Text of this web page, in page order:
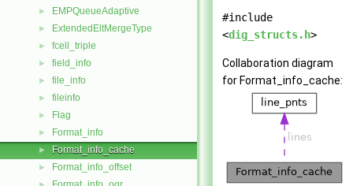
► EMPQueueAdaptive
► ExtendedEltMergeType
► fcell_triple
► field_info
► file_info
► fileinfo
► Flag
► Format_info
► Format_info_cache
► Format_info_offset
#include
<dig_structs.h>
Collaboration diagram
for Format_info_cache: